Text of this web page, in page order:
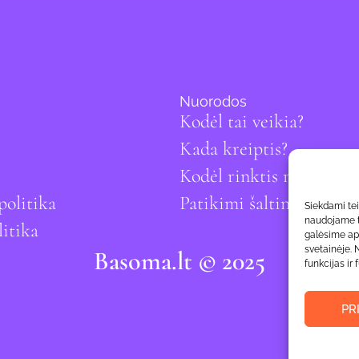
Siekdami
naudojame
galėsime
svetainėje.
funkcijas ir
Nuorodos
Kodėl tai veikia?
Kada kreiptis?
Kodėl rinktis mus?
Patikimi šaltiniai
Basoma.lt © 2025